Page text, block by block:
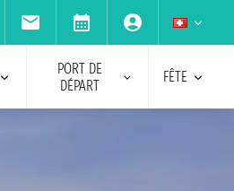
PORT DE
DÉPART
FÊTE